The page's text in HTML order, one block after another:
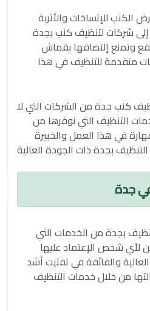
الكنب للإتساخات والأتربة
إلى شركات لتنظيف كنب بجدة
وتمنع إلتصاقها بقماش
متقدمة للتنظيف في هذا
كنب جدة من الشركات التي لا
التنظيف التي نوفرها من
في هذا العمل والخبيرة
بجدة ذات الجودة العالية
جدة
بجدة من الخدمات التي
شخص الإعتماد عليها
والفائقة في تفتيت أشد
من خلال خدمات التنظيف